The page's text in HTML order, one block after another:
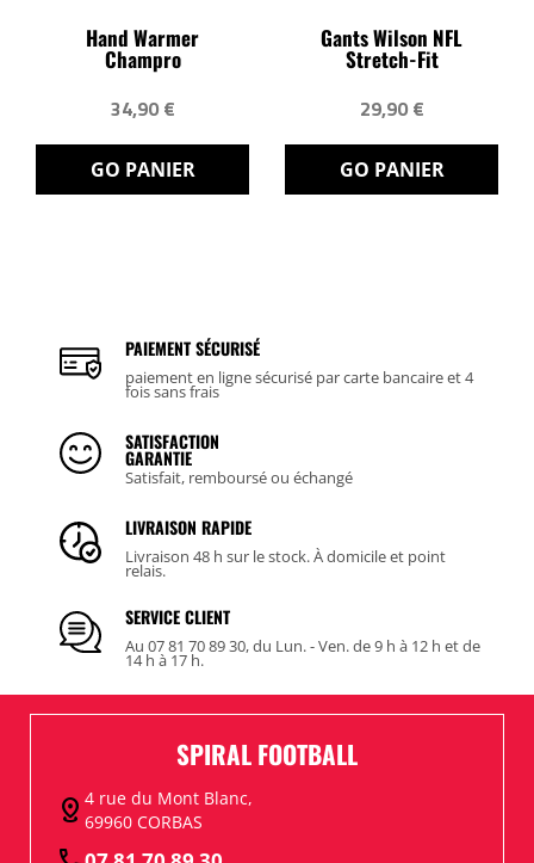
Hand Warmer
Champro
34,90 €
GO PANIER
Gants Wilson NFL
Stretch-Fit
29,90 €
GO PANIER
PAIEMENT SÉCURISÉ
paiement en ligne sécurisé par carte bancaire et 4
fois sans frais
SATISFACTION
GARANTIE
Satisfait, remboursé ou échangé
LIVRAISON RAPIDE
Livraison 48 h sur le stock. À domicile et point
relais.
SERVICE CLIENT
Au 07 81 70 89 30, du Lun. - Ven. de 9 h à 12 h et de
14 h à 17 h.
SPIRAL FOOTBALL
distance 4 rue du Mont Blanc,
69960 CORBAS